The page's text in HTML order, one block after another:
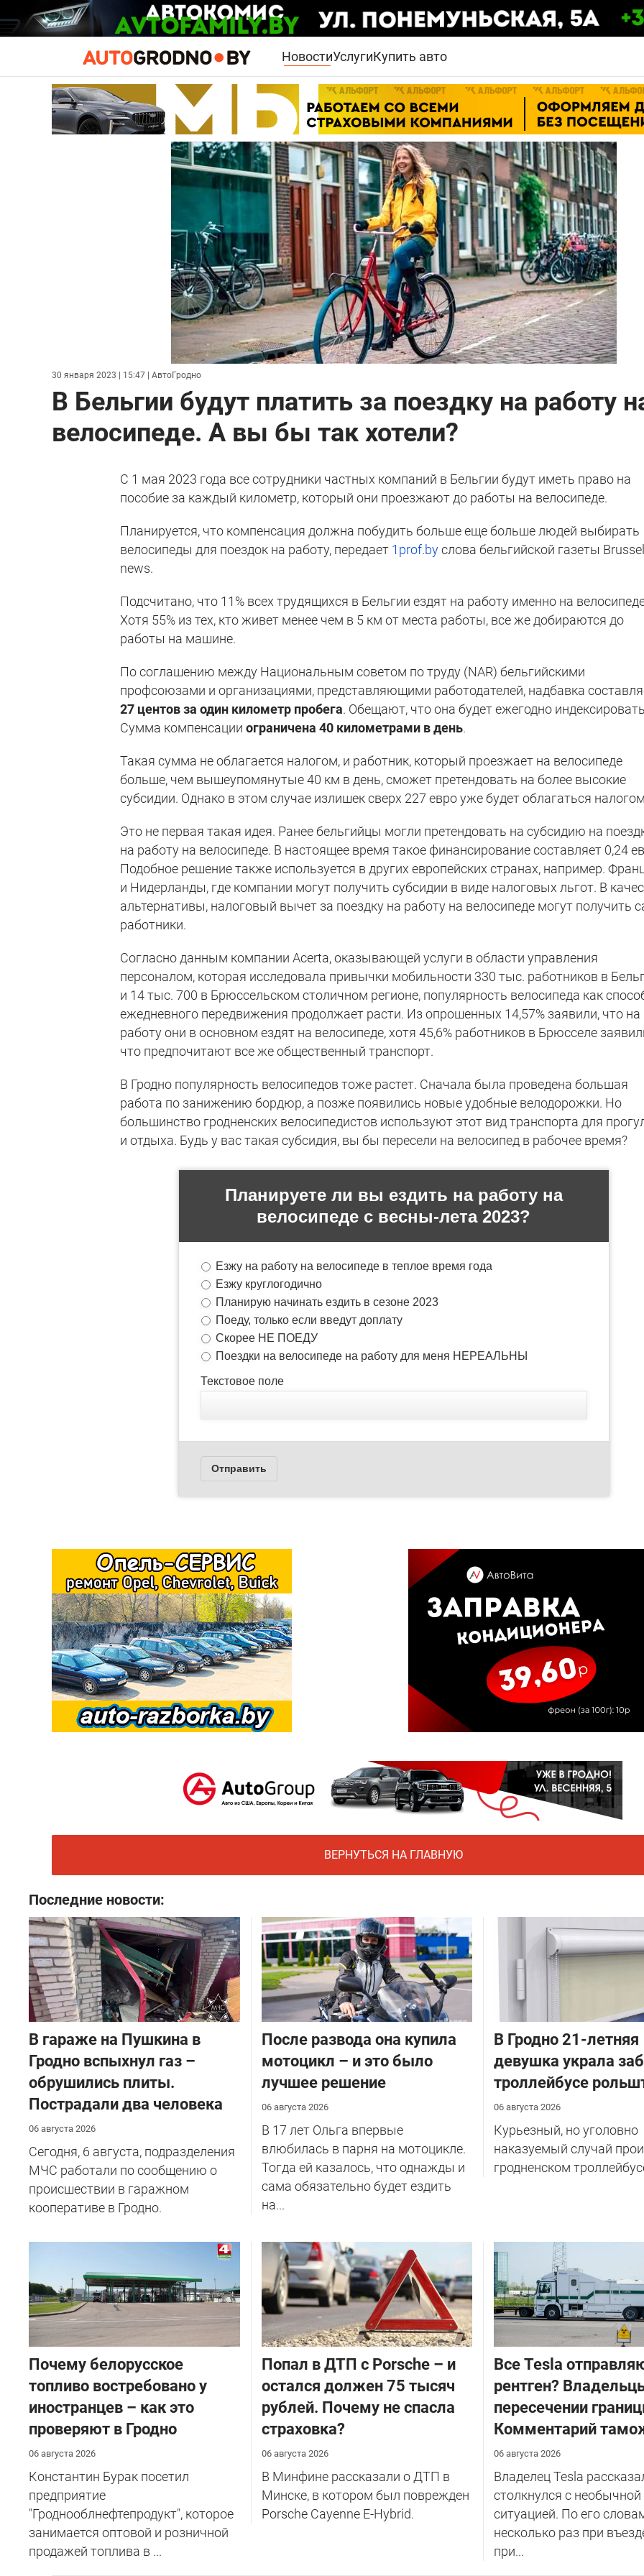
НовостиУслугиКупить авто
30 января 2023 | 15:47 | АвтоГродно
В Бельгии будут платить за поездку на работу
велосипеде. А вы бы так хотели?
С 1 мая 2023 года все сотрудники частных компаний в Бельгии будут иметь право на
пособие за каждый километр, который они проезжают до работы на велосипеде.
Планируется, что компенсация должна побудить больше еще больше людей выбирать
велосипеды для поездок на работу, передает 1prof.byслова бельгийской газеты
news.
Подсчитано, что 11% всех трудящихся в Бельгии ездят на работу именно на
Хотя 55% из тех, кто живет менее чем в 5 км от места работы, все же добираются до
работы на машине.
По соглашению между Национальным советом по труду (NAR) бельгийскими
профсоюзами и организациями, представляющими работодателей, надбавка
27 центов за один километр пробега. Обещают, что она будет ежегодно
Сумма компенсацииограничена 40 километрами в день.
Такая сумма не облагается налогом, и работник, который проезжает на велосипеде
больше, чем вышеупомянутые 40 км в день, сможет претендовать на более высокие
субсидии. Однако в этом случае излишек сверх 227 евро уже будет облагаться
Это не первая такая идея. Ранее бельгийцы могли претендовать на субсидию на
на работу на велосипеде. В настоящее время такое финансирование составляет 0,24
Подобное решение также используется в других европейских странах, например.
и Нидерланды, где компании могут получить субсидии в виде налоговых льгот. В
альтернативы, налоговый вычет за поездку на работу на велосипеде могут получить
работники.
Согласно данным компании Acerta, оказывающей услуги в области управления
персоналом, которая исследовала привычки мобильности 330 тыс. работников в
и 14 тыс. 700 в Брюссельском столичном регионе, популярность велосипеда как
ежедневного передвижения продолжает расти. Из опрошенных 14,57% заявили, что на
работу они в основном ездят на велосипеде, хотя 45,6% работников в Брюсселе
что предпочитают все же общественный транспорт.
В Гродно популярность велосипедов тоже растет. Сначала была проведена большая
работа по занижению бордюр, а позже появились новые удобные велодорожки. Но
большинство гродненских велосипедистов используют этот вид транспорта для
и отдыха. Будь у вас такая субсидия, вы бы пересели на велосипед в рабочее время?
ВЕРНУТЬСЯ НА ГЛАВНУЮ
Последние новости:
В гараже на Пушкина в
Гродно вспыхнул газ –
обрушились плиты.
Пострадали два человека
06 августа 2026
Сегодня, 6 августа, подразделения
МЧС работали по сообщению о
происшествии в гаражном
кооперативе в Гродно.
После развода она купила
мотоцикл – и это было
лучшее решение
06 августа 2026
В 17 лет Ольга впервые
влюбилась в парня на мотоцикле.
Тогда ей казалось, что однажды и
сама обязательно будет ездить
на...
В Гродно 21-летняя
девушка украла
троллейбусе
06 августа 2026
Курьезный, но уголовно
наказуемый случай
гродненском
Почему белорусское
топливо востребовано у
иностранцев – как это
проверяют в Гродно
06 августа 2026
Константин Бурак посетил
предприятие
"Гроднооблнефтепродукт", которое
занимается оптовой и розничной
продажей топлива в ...
​Попал в ДТП с Porsche – и
остался должен 75 тысяч
рублей. Почему не спасла
страховка?
06 августа 2026
В Минфине рассказали о ДТП в
Минске, в котором был поврежден
Porsche Cayenne E-Hybrid.
Все Tesla
рентген?
пересечении
Комментарий
06 августа 2026
Владелец Tesla
столкнулся с необычной
ситуацией. По его
несколько раз при
при...